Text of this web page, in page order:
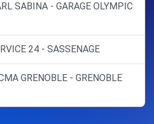
SABINA - GARAGE OLYMPIC
24 - SASSENAGE
GRENOBLE - GRENOBLE